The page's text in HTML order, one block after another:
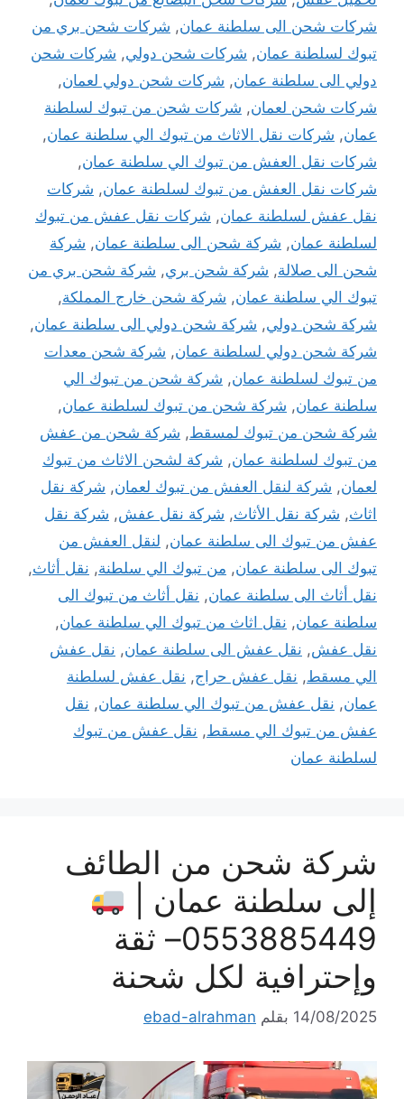
شركات شحن الى سلطنة عمان, شركات شحن بري من
تبوك لسلطنة عمان, شركات شحن دولي, شركات شحن
دولي الى سلطنة عمان, شركات شحن دولي لعمان,
شركات شحن لعمان, شركات شحن من تبوك لسلطنة
عمان, شركات نقل الاثاث من تبوك الي سلطنة عمان,
شركات نقل العفش من تبوك الي سلطنة عمان,
شركات نقل العفش من تبوك لسلطنة عمان, شركات
نقل عفش لسلطنة عمان, شركات نقل عفش من تبوك
لسلطنة عمان, شركة شحن الى سلطنة عمان, شركة
شحن الى صلالة, شركة شحن بري, شركة شحن بري من
تبوك الي سلطنة عمان, شركة شحن خارج المملكة,
شركة شحن دولي, شركة شحن دولي الى سلطنة عمان,
شركة شحن دولي لسلطنة عمان, شركة شحن معدات
من تبوك لسلطنة عمان, شركة شحن من تبوك الي
سلطنة عمان, شركة شحن من تبوك لسلطنة عمان,
شركة شحن من تبوك لمسقط, شركة شحن من عفش
من تبوك لسلطنة عمان, شركة لشحن الاثاث من تبوك
لعمان, شركة لنقل العفش من تبوك لعمان, شركة نقل
اثاث, شركة نقل الأثاث, شركة نقل عفش, شركة نقل
عفش من تبوك الى سلطنة عمان, لنقل العفش من
تبوك الى سلطنة عمان, من تبوك الي سلطنة, نقل أثاث,
نقل أثاث الى سلطنة عمان, نقل أثاث من تبوك الى
سلطنة عمان, نقل اثاث من تبوك الي سلطنة عمان,
نقل عفش, نقل عفش الى سلطنة عمان, نقل عفش
الي مسقط, نقل عفش حراج, نقل عفش لسلطنة
عمان, نقل عفش من تبوك الي سلطنة عمان, نقل
عفش من تبوك الي مسقط, نقل عفش من تبوك
لسلطنة عمان
شركة شحن من الطائف
إلى سلطنة عمان |
0553885449– ثقة
وإحترافية لكل شحنة
14/08/2025 بقلم ebad-alrahman